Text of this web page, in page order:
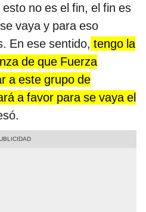
no es el fin, el fin es
vaya y para eso
En ese sentido, tengo la
de que Fuerza
a este grupo de
a favor para se vaya el